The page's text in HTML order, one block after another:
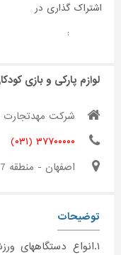
اشتراک گذاری در
:
لوازم پارکی و بازی
شرکت مهدتجارت
۳۷۷۰۰۰۰۰ (۰۳۱)
اصفهان - منطقه 7
توضیحات
۱.انواع دستگاههای